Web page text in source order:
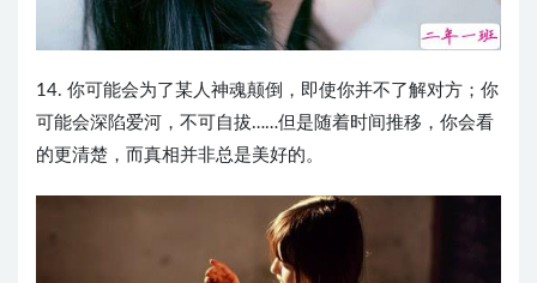
14. 你可能会为了某人神魂颠倒，即使你并不了解对方；你
可能会深陷爱河，不可自拔……但是随着时间推移，你会看
的更清楚，而真相并非总是美好的。